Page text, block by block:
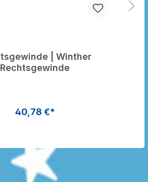
| Winther
Rechtsgewinde
40,78 €*